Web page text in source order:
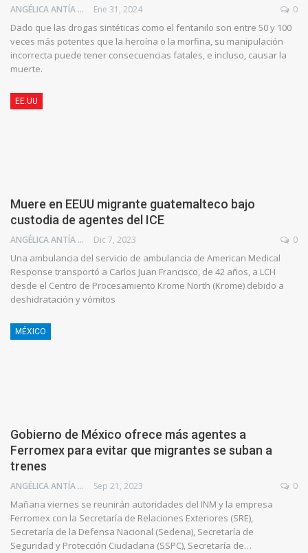
ANGÉLICA ANTÍA AZUAJE Ene 31, 2024 0
Dado que las drogas sintéticas como el fentanilo son entre 50 y 100
veces más potentes que la heroína o la morfina, su manipulación
incorrecta puede tener consecuencias fatales, e incluso, causar la
muerte.
EE.UU
Muere en EEUU migrante guatemalteco bajo
custodia de agentes del ICE
ANGÉLICA ANTÍA AZUAJE Dic 7, 2023 0
Una ambulancia del servicio de ambulancia de American Medical
Response transportó a Carlos Juan Francisco, de 42 años, a LCH
desde el Centro de Procesamiento Krome North (Krome) debido a
deshidratación y vómitos
MÉXICO
Gobierno de México ofrece más agentes a
Ferromex para evitar que migrantes se suban a
trenes
ANGÉLICA ANTÍA AZUAJE Sep 21, 2023 0
Mañana viernes se reunirán autoridades del INM y la empresa
Ferromex con la Secretaría de Relaciones Exteriores (SRE),
Secretaría de la Defensa Nacional (Sedena), Secretaría de
Seguridad y Protección Ciudadana (SSPC), Secretaría de…